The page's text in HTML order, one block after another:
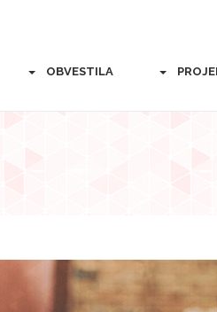
OBVESTILA